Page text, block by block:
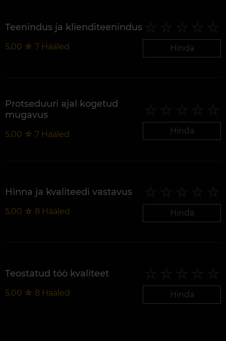
Teenindus ja klienditeenindus
5,00 ☆ 7 Hääled Hinda
Protseduuri ajal kogetud
mugavus
5,00 ☆ 7 Hääled Hinda
Hinna ja kvaliteedi vastavus
5,00 ☆ 8 Hääled Hinda
Teostatud töö kvaliteet
5,00 ☆ 8 Hääled Hinda